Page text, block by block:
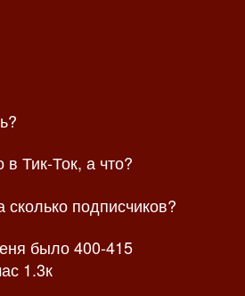
Тик-Ток, а что?
подписчиков?
было 400-415
1.3к